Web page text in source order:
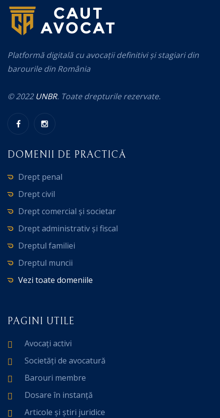
Platformă digitală cu avocații definitivi și stagiari din
barourile din România
© 2022 UNBR. Toate drepturile rezervate.
DOMENII DE PRACTICĂ
Drept penal
Drept civil
Drept comercial și societar
Drept administrativ și fiscal
Dreptul familiei
Dreptul muncii
Vezi toate domeniile
PAGINI UTILE
Avocați activi
Societăți de avocatură
Barouri membre
Dosare în instanță
Articole și știri juridice